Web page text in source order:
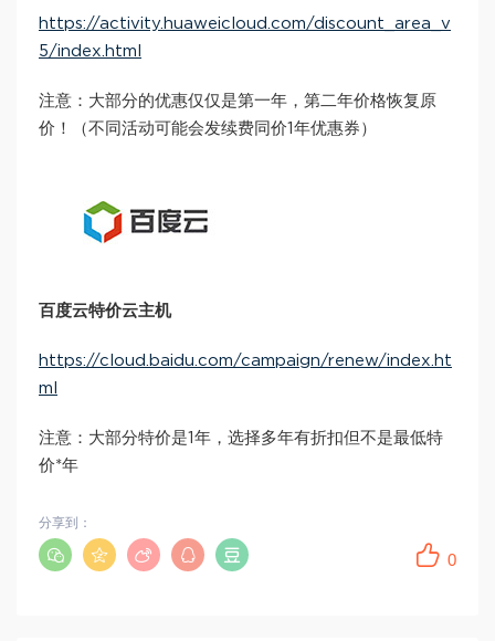
https://activity.huaweicloud.com/discount_area_v
5/index.html
注意：大部分的优惠仅仅是第一年，第二年价格恢复原
价！（不同活动可能会发续费同价1年优惠券）
百度云特价云主机
https://cloud.baidu.com/campaign/renew/index.ht
ml
注意：大部分特价是1年，选择多年有折扣但不是最低特
价*年
0
分享到：